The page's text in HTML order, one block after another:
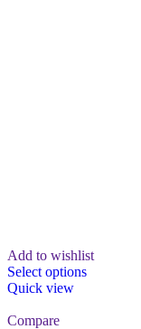
Add to wishlist
Select options
Quick view
Compare